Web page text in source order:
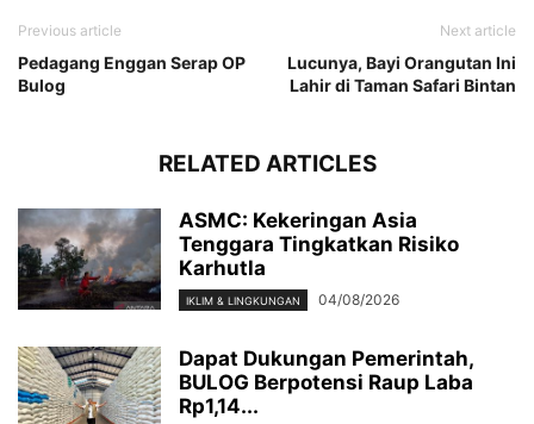
Previous article
Pedagang Enggan Serap OP
Bulog
Next article
Lucunya, Bayi Orangutan Ini
Lahir di Taman Safari Bintan
RELATED ARTICLES
ASMC: Kekeringan Asia
Tenggara Tingkatkan Risiko
Karhutla
IKLIM & LINGKUNGAN 04/08/2026
Dapat Dukungan Pemerintah,
BULOG Berpotensi Raup Laba
Rp1,14...